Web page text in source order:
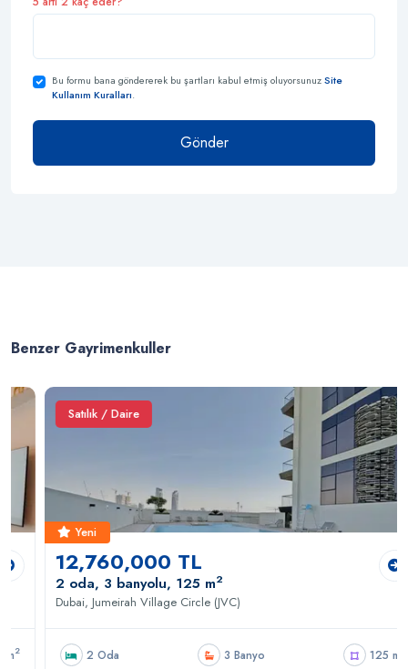
Bu formu bana göndererek bu şartları kabul etmiş oluyorsunuzSite
Kullanım Kuralları.
Gönder
Benzer Gayrimenkuller
Satılık / Daire
Yeni
12,760,000 TL
2 oda, 3 banyolu, 125 m2
Dubai, Jumeirah Village Circle (JVC)
2 Oda 3 Banyo 125 m2